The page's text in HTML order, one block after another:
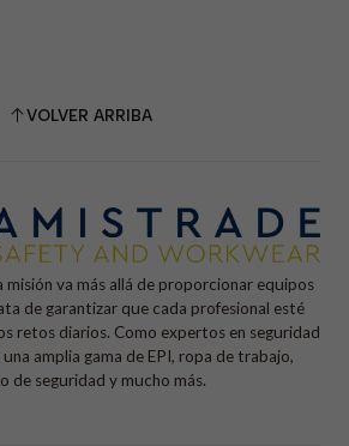
VOLVER ARRIBA
misión va más allá de proporcionar equipos
de garantizar que cada profesional esté
retos diarios. Como expertos en seguridad
amplia gama de EPI, ropa de trabajo,
de seguridad y mucho más.